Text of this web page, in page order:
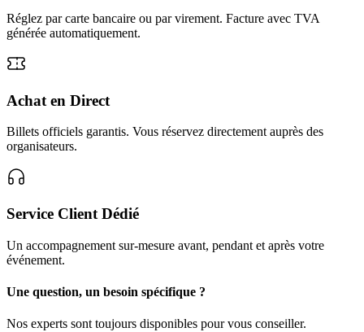
Réglez par carte bancaire ou par virement. Facture avec TVA
générée automatiquement.
Achat en Direct
Billets officiels garantis. Vous réservez directement auprès des
organisateurs.
Service Client Dédié
Un accompagnement sur-mesure avant, pendant et après votre
événement.
Une question, un besoin spécifique ?
Nos experts sont toujours disponibles pour vous conseiller.